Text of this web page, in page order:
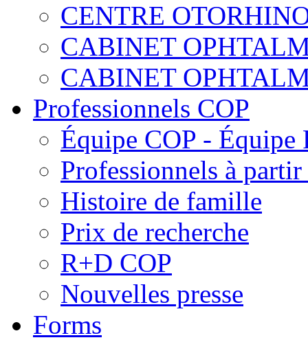
CENTRE
CABINET
CABINET
Professionnels COP
Équipe COP - Équipe
Professionnels à
Histoire de famille
Prix de recherche
R+D COP
Nouvelles presse
Forms